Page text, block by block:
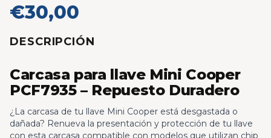
€30,00
DESCRIPCIÓN
Carcasa para llave Mini Cooper
PCF7935 – Repuesto Duradero
¿La carcasa de tu llave Mini Cooper está desgastada o
dañada? Renueva la presentación y protección de tu llave
con esta carcasa compatible con modelos que utilizan chip